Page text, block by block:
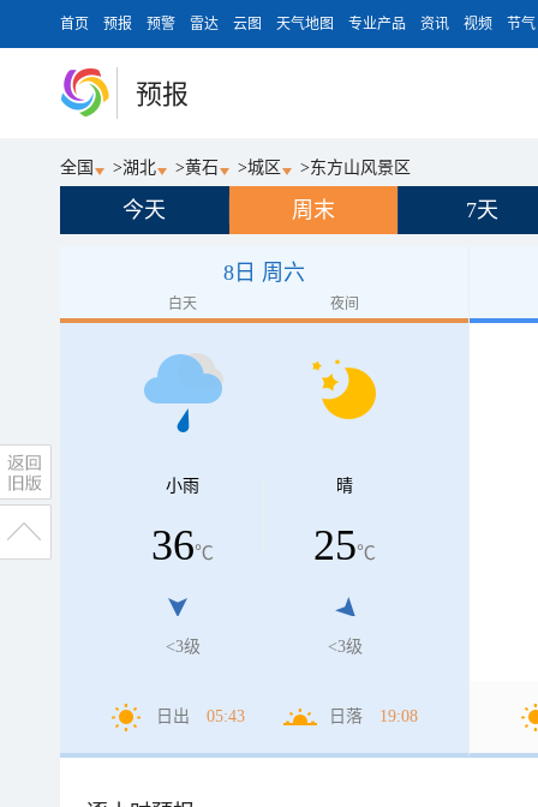
首页 预报 预警 雷达 云图 天气地图 专业产品 资讯 视频 节气
预报
全国 >湖北 >黄石 >城区 >东方山风景区
今天 周末 7天
8日 周六
白天 夜间
小雨
36℃
<3级
晴
25℃
<3级
日出 05:43 日落 19:08